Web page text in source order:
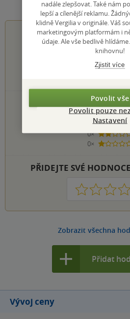
0.0
5
0×
4
0×
3
0×
2
0×
1
PŘIDEJTE SVÉ
1 2 3 4 5
Zobrazit všechna
Přidat
Vývoj ceny
nadále zlepšovat. Také nám
lepší a cílenější reklamu.
klidně Vergilia v originále. Váš
marketingovým platformám i
údaje. Ale vše bedlivě
knihovnu!
Zjistit více
Povolit vše
Povolit pouze
Nastavení